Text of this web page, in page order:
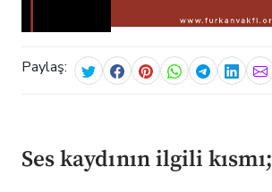
Paylaş:
Ses kaydının ilgili kısmı;